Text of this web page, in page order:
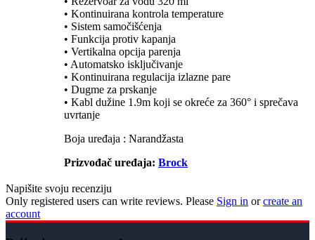
• Kontinuirana kontrola temperature
• Sistem samočišćenja
• Funkcija protiv kapanja
• Vertikalna opcija parenja
• Automatsko isključivanje
• Kontinuirana regulacija izlazne pare
• Dugme za prskanje
• Kabl dužine 1.9m koji se okreće za 360° i sprečava
uvrtanje
Boja uređaja : Narandžasta
Prizvođač uređaja: Brock
Napišite svoju recenziju
Only registered users can write reviews. Please Sign in orcreate an
account